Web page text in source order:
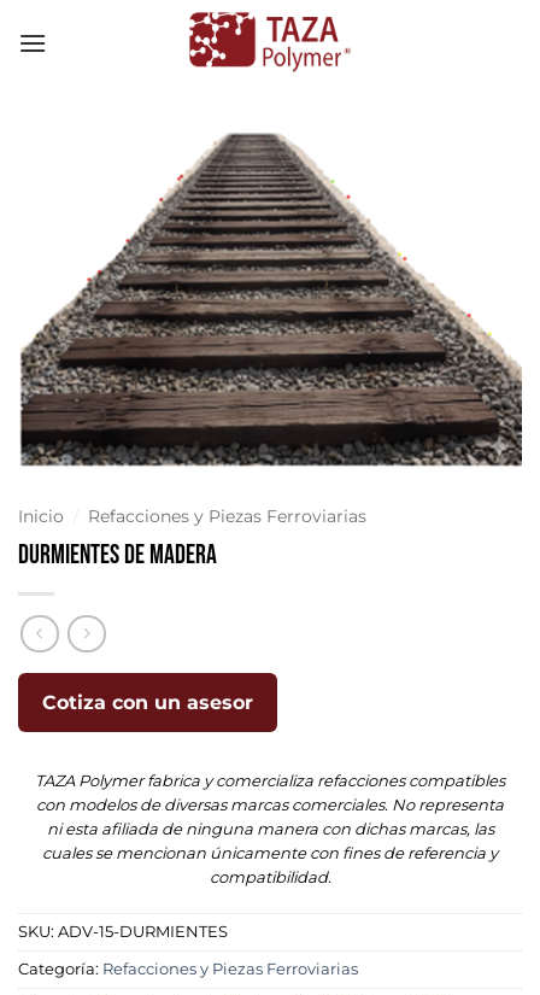
Inicio Refacciones y Piezas Ferroviarias
Durmientes de Madera
Cotiza con un asesor
TAZA Polymer fabrica y comercializa refacciones compatibles
con modelos de diversas marcas comerciales. No representa
ni esta afiliada de ninguna manera con dichas marcas, las
cuales se mencionan únicamente con fines de referencia y
compatibilidad.
SKU: ADV-15-DURMIENTES
Categoría: Refacciones y Piezas Ferroviarias